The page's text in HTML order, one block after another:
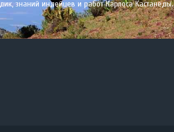
знаний индейцев и работ Карлоса Кастанеды.